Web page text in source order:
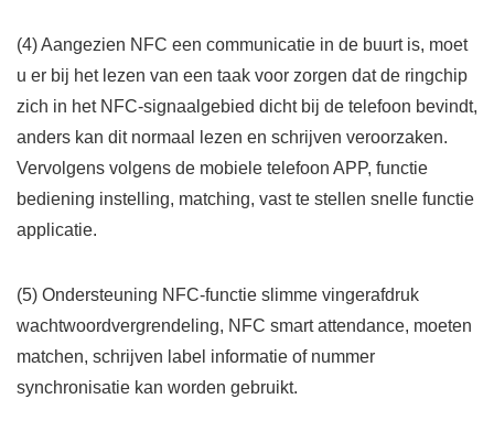
(4) Aangezien NFC een communicatie in de buurt is, moet
u er bij het lezen van een taak voor zorgen dat de ringchip
zich in het NFC-signaalgebied dicht bij de telefoon bevindt,
anders kan dit normaal lezen en schrijven veroorzaken.
Vervolgens volgens de mobiele telefoon APP, functie
bediening instelling, matching, vast te stellen snelle functie
applicatie.
(5) Ondersteuning NFC-functie slimme vingerafdruk
wachtwoordvergrendeling, NFC smart attendance, moeten
matchen, schrijven label informatie of nummer
synchronisatie kan worden gebruikt.